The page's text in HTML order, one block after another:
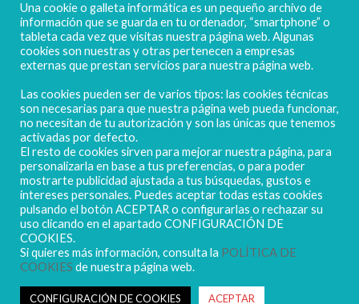
POLIGONO CAMPORROSO P-D, Nº4
02520 - CHINCHILLA DE MONTEARAGÓN
(ALBACETE) Spain
Tel. + 34 967 218 812 - info@abr.com.es
Copyright ALBARULO © 2020 | Todos los derechos reservados
Una cookie o galleta informática es un pequeño archivo de
información que se guarda en tu ordenador, “smartphone” o
tableta cada vez que visitas nuestra página web. Algunas
cookies son nuestras y otras pertenecen a empresas
externas que prestan servicios para nuestra página web.
Las cookies pueden ser de varios tipos: las cookies técnicas
son necesarias para que nuestra página web pueda funcionar,
no necesitan de tu autorización y son las únicas que tenemos
activadas por defecto.
El resto de cookies sirven para mejorar nuestra página, para
personalizarla en base a tus preferencias, o para poder
mostrarte publicidad ajustada a tus búsquedas, gustos e
intereses personales. Puedes aceptar todas estas cookies
pulsando el botón ACEPTAR o configurarlas o rechazar su
uso clicando en el apartado CONFIGURACIÓN DE
COOKIES.
Si quieres más información, consulta la POLÍTICA DE
COOKIES de nuestra página web.
CONFIGURACIÓN DE COOKIES ACEPTAR